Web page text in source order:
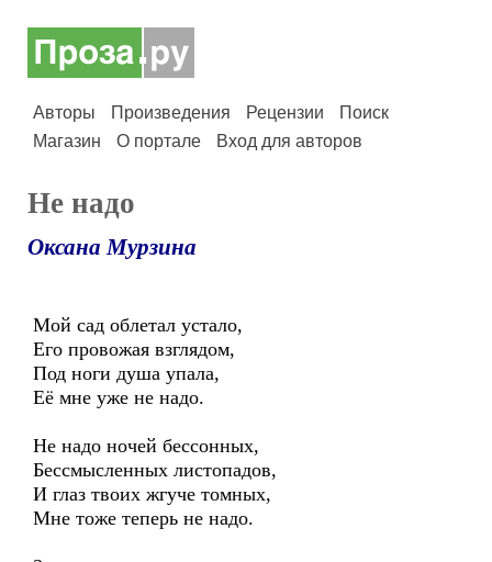
Авторы Произведения Рецензии
Поиск
Магазин
О портале Вход для авторов
Не надо
Оксана Мурзина
Мой сад облетал устало,
Его провожая взглядом,
Под ноги душа упала,
Её мне уже не надо.
Не надо ночей бессонных,
Бессмысленных листопадов,
И глаз твоих жгуче томных,
Мне тоже теперь не надо.